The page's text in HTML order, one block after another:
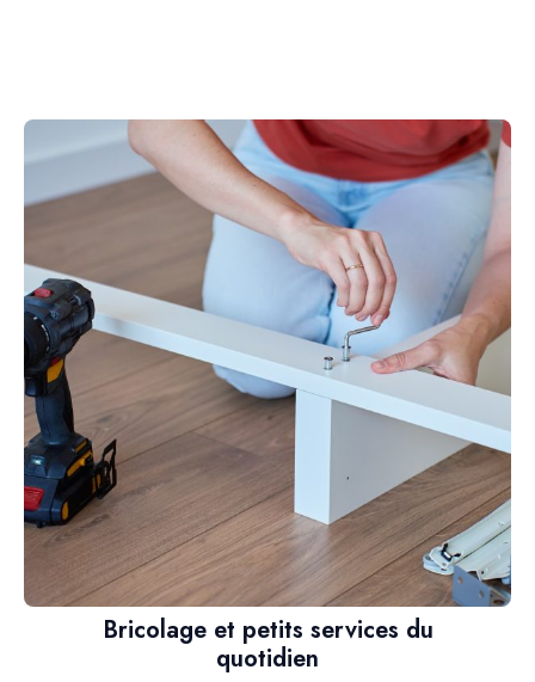
Bricolage et petits services du
quotidien